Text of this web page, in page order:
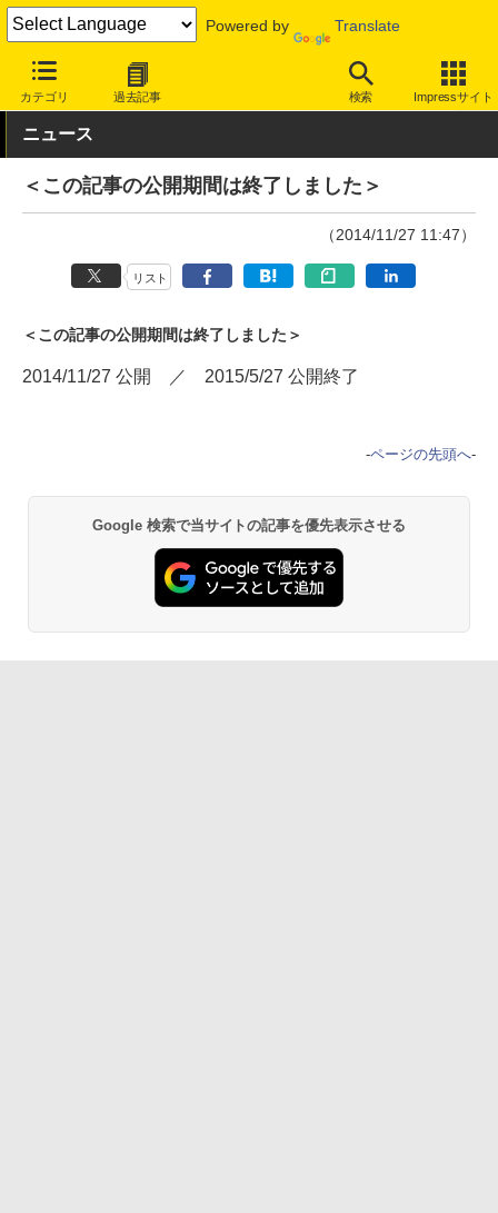
Powered by Translate
カテゴリ 過去記事 検索 Impressサイト
INTERNET Watch サービス/ソフト サービス 決済/金融
ニュース
＜この記事の公開期間は終了しました＞
（2014/11/27 11:47）
リスト
＜この記事の公開期間は終了しました＞
2014/11/27 公開 ／ 2015/5/27 公開終了
-ページの先頭へ-
Google 検索で当サイトの記事を優先表示させる